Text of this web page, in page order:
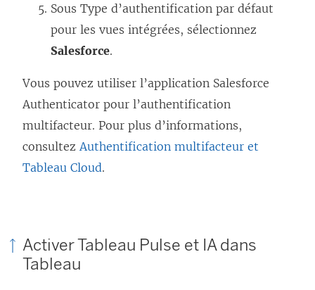
Sous Type d’authentification par défaut
pour les vues intégrées, sélectionnez
Salesforce.
Vous pouvez utiliser l’application Salesforce
Authenticator pour l’authentification
multifacteur. Pour plus d’informations,
consultez Authentification multifacteur et
Tableau Cloud.
Activer Tableau Pulse et IA dans
Tableau